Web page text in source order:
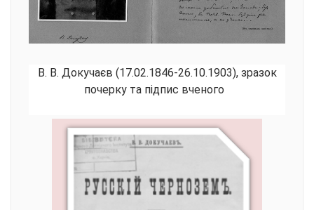
В. В. Докучаєв (17.02.1846-26.10.1903), зразок
почерку та підпис вченого